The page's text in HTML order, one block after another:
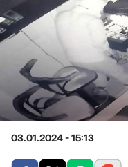
03.01.2024 - 15:13